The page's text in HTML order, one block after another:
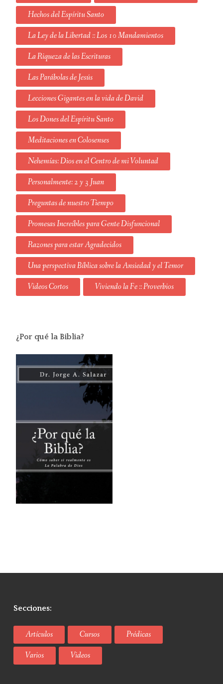
Hechos del Espíritu Santo
La Ley de la Libertad :: Los 10 Mandamientos
La Riqueza de las Escrituras
Las Parábolas de Jesús
Lecciones Gigantes en la vida de David
Los Dones del Espíritu Santo
Meditaciones en Colosenses
Nehemías: Dios en el Centro de mi Voluntad
Personalmente: 2 y 3 Juan
Preguntas de nuestro Tiempo
Promesas Increíbles para Gente Disfuncional
Razones para estar Agradecidos
Una perspectiva Bíblica sobre la Ansiedad y el Temor
Videos Cortos
Viviendo la Fe :: Proverbios
¿Por qué la Biblia?
Secciones:
Artículos Cursos
Prédicas
Varios
Videos